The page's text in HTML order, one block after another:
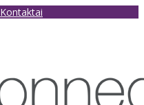
Kontaktai